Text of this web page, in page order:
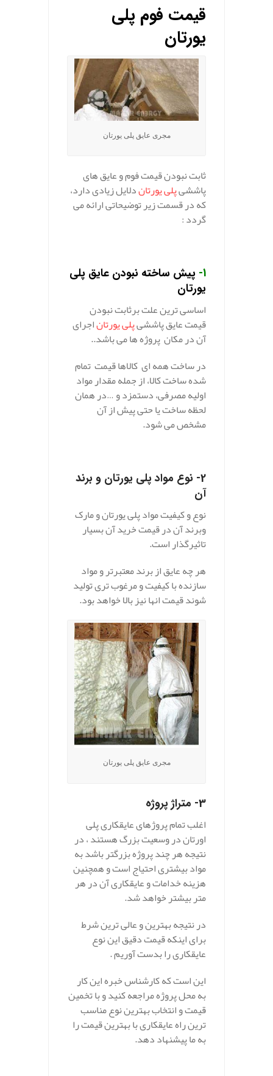
قیمت فوم پلی‌
یورتان
مجری عایق پلی یورتان
ثابت نبودن قیمت فوم و عایق های
پاششیپلی یورتاندلایل زیادی دارد،
که در قسمت زیر توضیحاتی ارائه می
گردد :
1- پیش‌ ساخته نبودن عایق پلی‌
یورتان
اساسی ترین علت برثابت نبودن
قیمت عایق پاششیپلی‌ یورتاناجرای
آن در مکان پروژه ها می باشد..
در ساخت همه ای کالا‌ها قیمت تمام
شده ساخت کالا، از جمله مقدار مواد
اولیه مصرفی، دستمزد و …در همان
لحظه ساخت یا حتی پیش از آن
مشخص می شود.
2- نوع مواد پلی‌ یورتان و برند
آن
نوع و کیفیت مواد پلی یورتان و مارک
وبرند آن در قیمت خرید آن بسیار
تاثیرگذار است.
هر چه عایق از برند معتبرتر و مواد
سازنده با کیفیت و مرغوب تری تولید
شوند قیمت انها نیز بالا خواهد بود.
مجری عایق پلی یورتان
3- متراژ پروژه
اغلب تمام پروژهای عایقکاری پلی
اورتان در وسعیت بزرگ هستند ، در
نتیجه هر چند پروژه بزرگتر باشد به
مواد بیشتری احتیاج است و همچنین
هزینه خدامات و عایقکاری آن در هر
متر بیشتر خواهد شد.
در نتیجه بهترین و عالی ترین شرط
برای اینکه قیمت دقیق این نوع
عایقکاری را بدست آوریم .
این است که کارشناس خبره این کار
به محل پروژه مراجعه کنید و با تخمین
قیمت و انتخاب بهترین نوع مناسب
ترین راه عایقکاری با بهترین قیمت را
به ما پیشنهاد دهد.